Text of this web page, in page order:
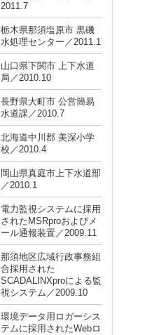
2011.7
栃木県那須塩原市 黒磯
水処理センター／2011.1
山口県下関市 上下水道
局／2010.10
長野県大町市 公営簡易
水道課／2010.7
北海道中川郡 美深小学
校／2010.4
岡山県真庭市上下水道部
／2010.1
電力監視システムに採用
されたMSRproおよびメ
ール通報装置／2009.11
那須地区広域行政事務組
合採用された
SCADALINXproによる監
視システム／2009.10
環境データ用ロガーシス
テムに採用されたWebロ